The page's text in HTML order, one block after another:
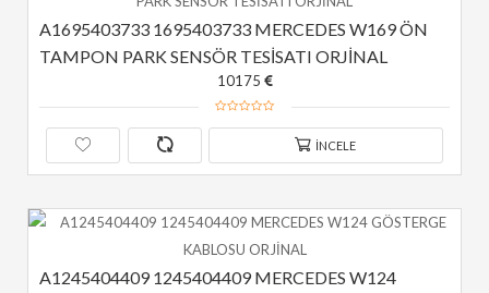
A1695403733 1695403733 MERCEDES W169 ÖN
TAMPON PARK SENSÖR TESİSATI ORJİNAL
10175
İNCELE
A1245404409 1245404409 MERCEDES W124